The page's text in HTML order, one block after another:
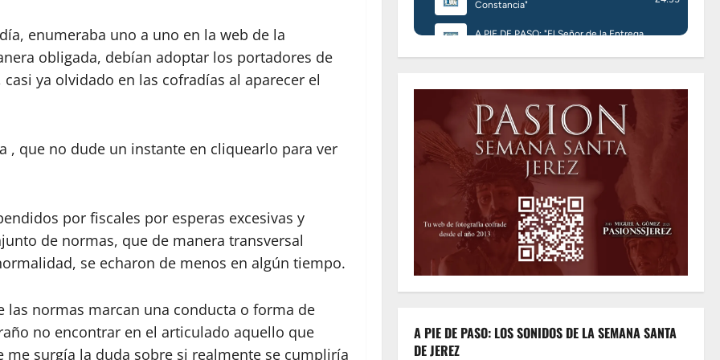
enumeraba uno a uno en la web de la
obligada, debían adoptar los portadores de
ya olvidado en las cofradías al aparecer el
que no dude un instante en cliquearlo para ver
por fiscales por esperas excesivas y
de normas, que de manera transversal
se echaron de menos en algún tiempo.
las normas marcan una conducta o forma de
no encontrar en el articulado aquello que
surgía la duda sobre si realmente se cumpliría
A PIE DE PASO: LOS SONIDOS DE LA SEMANA SANTA
DE JEREZ